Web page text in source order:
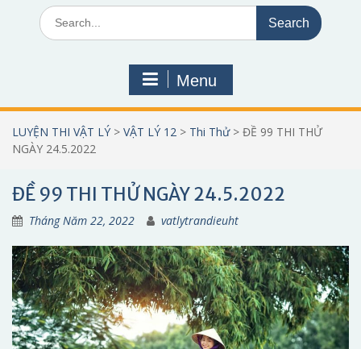
Search
for:
Menu
LUYỆN THI VẬT LÝ > VẬT LÝ 12 > Thi Thử> ĐỀ 99 THI THỬ
NGÀY 24.5.2022
ĐỀ 99 THI THỬ NGÀY 24.5.2022
Tháng Năm 22, 2022 vatlytrandieuht